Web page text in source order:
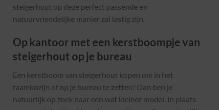
steigerhout op deze perfect passende en
natuurvriendelijke manier zal lastig zijn.
Op kantoor met een kerstboompje van
steigerhout op je bureau
Een kerstboom van steigerhout kopen om in het
raamkozijn of op je bureau te zetten? Dan ben je
natuurlijk op zoek naar een wat kleiner model. In plaats